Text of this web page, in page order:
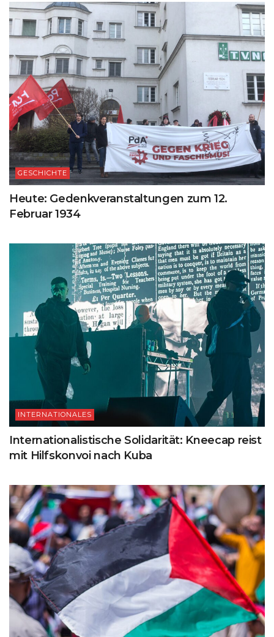
GESCHICHTE
Heute: Gedenkveranstaltungen zum 12.
Februar 1934
INTERNATIONALES
Internationalistische Solidarität: Kneecap reist
mit Hilfskonvoi nach Kuba